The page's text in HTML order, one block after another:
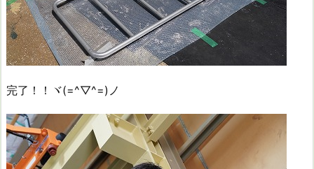
完了！！ヾ(=^▽^=)ノ